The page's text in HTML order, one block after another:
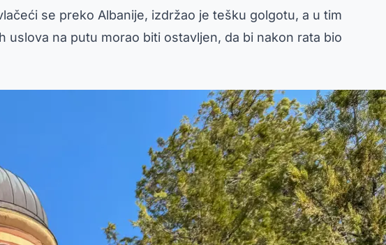
se preko Albanije, izdržao je tešku golgotu, a u tim
na putu morao biti ostavljen, da bi nakon rata bio